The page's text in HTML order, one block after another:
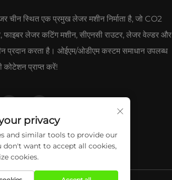
चीन स्थित एक प्रमुख लेजर मशीन निर्माता है, जो CO2
लेजर कटिंग मशीन, सीएनसी राउटर, लेजर वेल्डर और
प्रदान करता है। ओईएम/ओडीएम कस्टम समाधान उपलब्ध
प्राप्त करें!
privacy
and similar tools to provide our
don't want to accept all cookies,
cookies.